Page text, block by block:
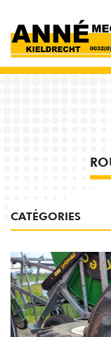
CATÉGORIES